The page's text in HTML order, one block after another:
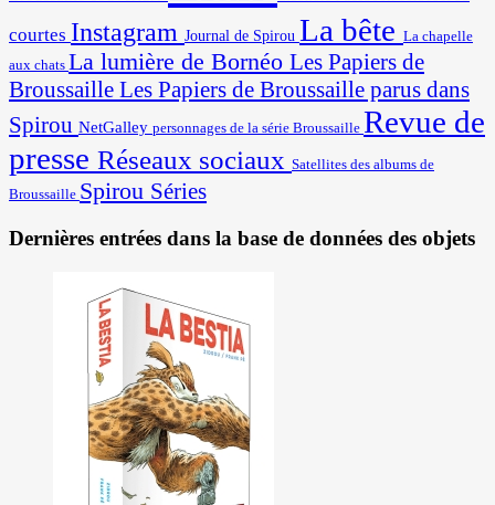
courtes Instagram Journal de Spirou La bête La chapelle
aux chats La lumière de Bornéo Les Papiers de
Broussaille Les Papiers de Broussaille parus dans
Spirou NetGalley personnages de la série Broussaille Revue de
presse Réseaux sociaux Satellites des albums de
Broussaille Spirou Séries
Dernières entrées dans la base de données des objets